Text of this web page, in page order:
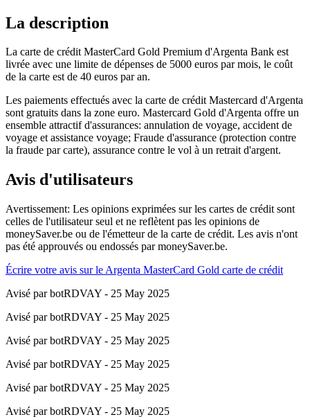
La description
La carte de crédit MasterCard Gold Premium d'Argenta Bank est
livrée avec une limite de dépenses de 5000 euros par mois, le coût
de la carte est de 40 euros par an.
Les paiements effectués avec la carte de crédit Mastercard d'Argenta
sont gratuits dans la zone euro. Mastercard Gold d'Argenta offre un
ensemble attractif d'assurances: annulation de voyage, accident de
voyage et assistance voyage; Fraude d'assurance (protection contre
la fraude par carte), assurance contre le vol à un retrait d'argent.
Avis d'utilisateurs
Avertissement: Les opinions exprimées sur les cartes de crédit sont
celles de l'utilisateur seul et ne reflètent pas les opinions de
moneySaver.be ou de l'émetteur de la carte de crédit. Les avis n'ont
pas été approuvés ou endossés par moneySaver.be.
Écrire votre avis sur le Argenta MasterCard Gold carte de crédit
Avisé par botRDVAY - 25 May 2025
Avisé par botRDVAY - 25 May 2025
Avisé par botRDVAY - 25 May 2025
Avisé par botRDVAY - 25 May 2025
Avisé par botRDVAY - 25 May 2025
Avisé par botRDVAY - 25 May 2025